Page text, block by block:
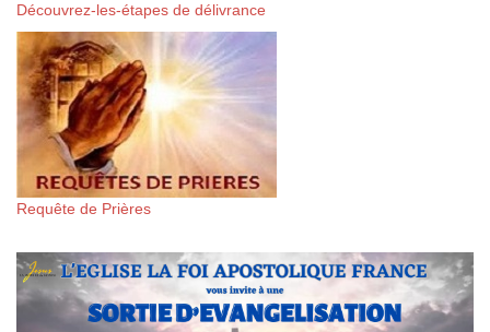
Découvrez-les-étapes de délivrance
Requête de Prières